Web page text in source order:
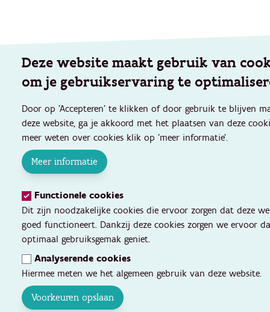
Deze website maakt gebruik van
om je gebruikservaring te
Door op 'Accepteren' te klikken of door gebruik te blijven
deze website, ga je akkoord met het plaatsen van deze
meer weten over cookies klik op 'meer informatie'.
Meer informatie
Functionele cookies
Dit zijn noodzakelijke cookies die ervoor zorgen dat deze
goed functioneert. Dankzij deze cookies zorgen we ervoor
optimaal gebruiksgemak geniet.
Analyserende cookies
Hiermee meten we het algemeen gebruik van deze website.
Voorkeuren opslaan